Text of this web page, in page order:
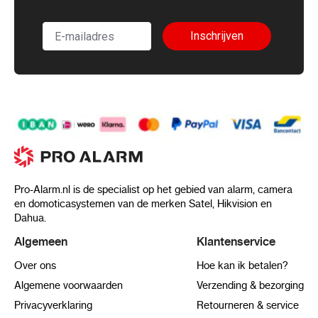
Inschrijven
Pro-Alarm.nl is de specialist op het gebied van alarm, camera
en domoticasystemen van de merken Satel, Hikvision en
Dahua.
Algemeen
Over ons
Algemene voorwaarden
Privacyverklaring
Klantenservice
Hoe kan ik betalen?
Verzending & bezorging
Retourneren & service